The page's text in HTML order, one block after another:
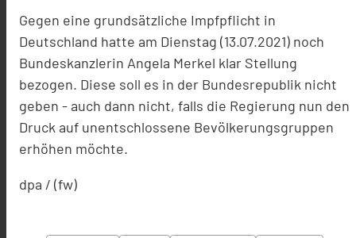
Gegen eine grundsätzliche Impfpflicht in
Deutschland hatte am Dienstag (13.07.2021) noch
Bundeskanzlerin Angela Merkel klar Stellung
bezogen. Diese soll es in der Bundesrepublik nicht
geben - auch dann nicht, falls die Regierung nun den
Druck auf unentschlossene Bevölkerungsgruppen
erhöhen möchte.
dpa / (fw)